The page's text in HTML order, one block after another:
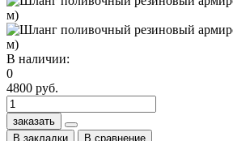
В наличии:
0
4800 руб.
заказать
В закладки
В сравнение